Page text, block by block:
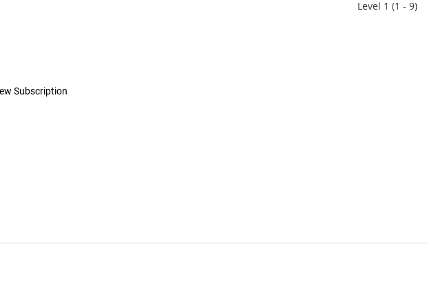
Level 1 (1 - 9)
Subscription